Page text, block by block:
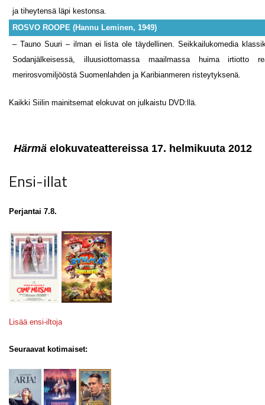
ja tiheytensä läpi kestonsa.
ROSVO ROOPE (Hannu Leminen, 1949)
– Tauno Suuri – ilman ei lista ole täydellinen. Seikkailukomedia
Sodanjälkeisessä, illuusiottomassa maailmassa huima irtiotto
merirosvomiljööstä Suomenlahden ja Karibianmeren risteytyksenä.
Kaikki Siilin mainitsemat elokuvat on julkaistu DVD:llä.
Härmä elokuvateattereissa 17. helmikuuta 2012
Ensi-illat
Perjantai 7.8.
Lisää ensi-iltoja
Seuraavat kotimaiset: